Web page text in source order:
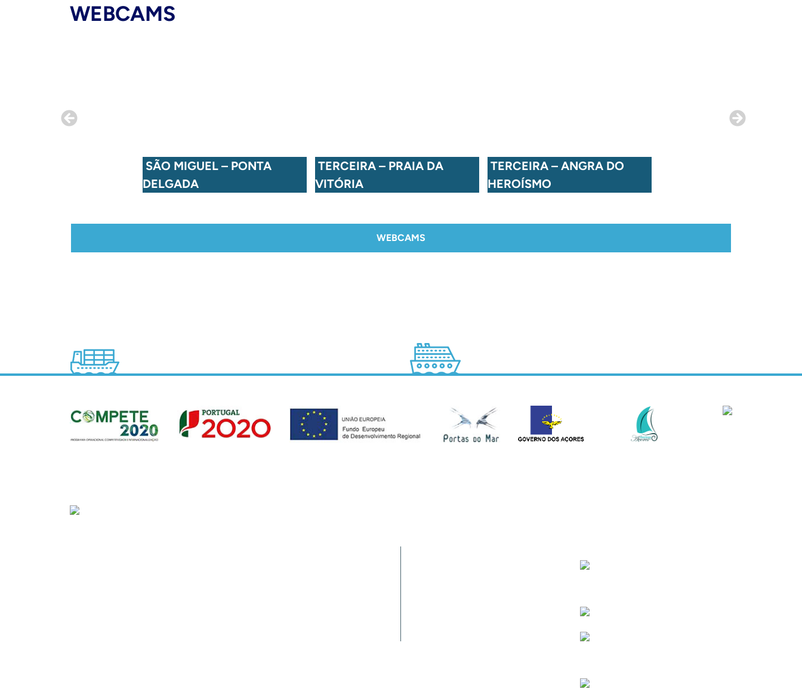
WEBCAMS
SÃO MIGUEL – PONTA
DELGADA
TERCEIRA – PRAIA DA
VITÓRIA
TERCEIRA – ANGRA DO
HEROÍSMO
WEBCAMS